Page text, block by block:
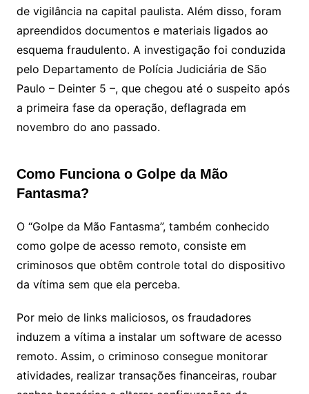
de vigilância na capital paulista. Além disso, foram
apreendidos documentos e materiais ligados ao
esquema fraudulento. A investigação foi conduzida
pelo Departamento de Polícia Judiciária de São
Paulo – Deinter 5 –, que chegou até o suspeito após
a primeira fase da operação, deflagrada em
novembro do ano passado.
Como Funciona o Golpe da Mão
Fantasma?
O “Golpe da Mão Fantasma”, também conhecido
como golpe de acesso remoto, consiste em
criminosos que obtêm controle total do dispositivo
da vítima sem que ela perceba.
Por meio de links maliciosos, os fraudadores
induzem a vítima a instalar um software de acesso
remoto. Assim, o criminoso consegue monitorar
atividades, realizar transações financeiras, roubar